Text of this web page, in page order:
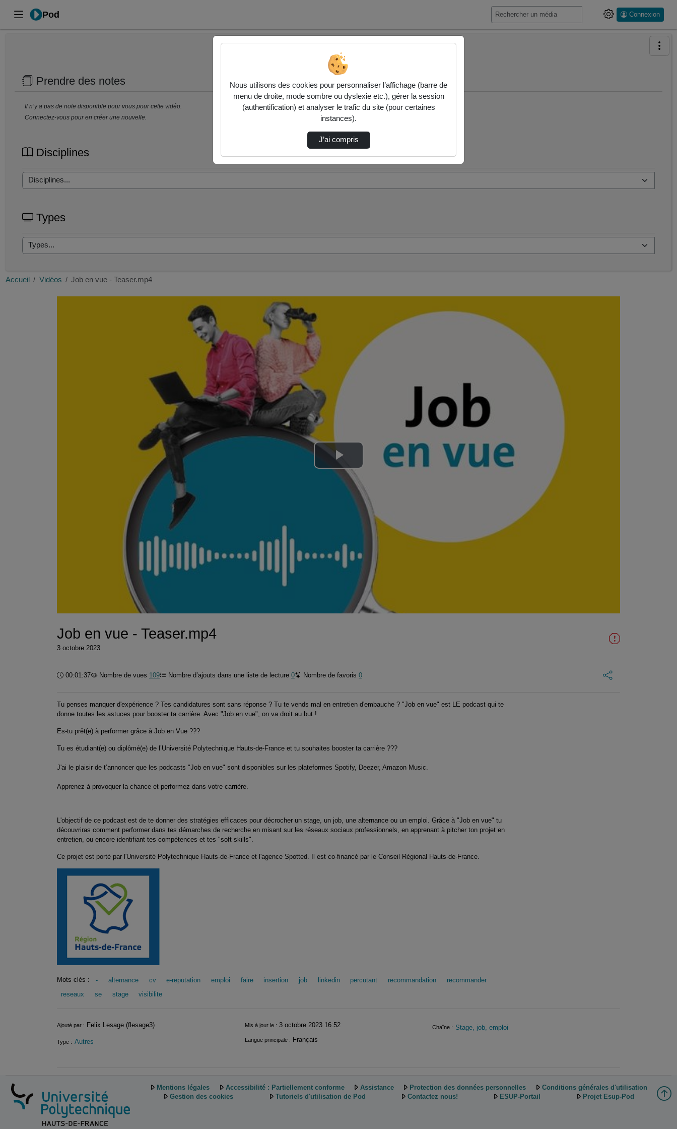
Pod Connexion
Prendre des notes
Il n’y a pas de note disponible pour vous pour cette vidéo.
Connectez-vous pour en créer une nouvelle.
Disciplines
Types
Accueil Vidéos Job en vue - Teaser.mp4
Lire
la
vidéo
Job en vue - Teaser.mp4
3 octobre 2023
Durée :
00:01:37 Nombre de vues 109 Nombre d’ajouts dans une liste de lecture 0 Nombre de favoris 0
Tu penses manquer d'expérience ? Tes candidatures sont sans réponse ? Tu te vends mal en entretien d'embauche ? "Job en vue" est LE podcast qui te
donne toutes les astuces pour booster ta carrière. Avec "Job en vue", on va droit au but !
Es-tu prêt(e) à performer grâce à Job en Vue ???
Tu es étudiant(e) ou diplômé(e) de l’Université Polytechnique Hauts-de-France et tu souhaites booster ta carrière ???
J'ai le plaisir de t’annoncer que les podcasts "Job en vue" sont disponibles sur les plateformes Spotify, Deezer, Amazon Music.
Apprenez à provoquer la chance et performez dans votre carrière.
L'objectif de ce podcast est de te donner des stratégies efficaces pour décrocher un stage, un job, une alternance ou un emploi. Grâce à "Job en vue" tu
découvriras comment performer dans tes démarches de recherche en misant sur les réseaux sociaux professionnels, en apprenant à pitcher ton projet en
entretien, ou encore identifiant tes compétences et tes "soft skills".
Ce projet est porté par l'Université Polytechnique Hauts-de-France et l'agence Spotted. Il est co-financé par le Conseil Régional Hauts-de-France.
Mots clés : - alternance cv e-reputation emploi faire insertion job linkedin percutant recommandation
recommander
reseaux
se stage visibilite
Informations
Ajouté par : Felix Lesage (flesage3) Mis à jour le : 3 octobre 2023 16:52 Chaîne : Stage, job, emploi
Type : Autres Langue principale : Français
Mentions légales Accessibilité : Partiellement conforme Assistance Protection des données personnelles
Conditions générales d'utilisation
Gestion des cookies
Tutoriels d'utilisation de Pod Contactez nous! ESUP-Portail Projet Esup-Pod
Nous utilisons des cookies pour personnaliser l’affichage (barre de
menu de droite, mode sombre ou dyslexie etc.), gérer la session
(authentification) et analyser le trafic du site (pour certaines
instances).
J’ai compris